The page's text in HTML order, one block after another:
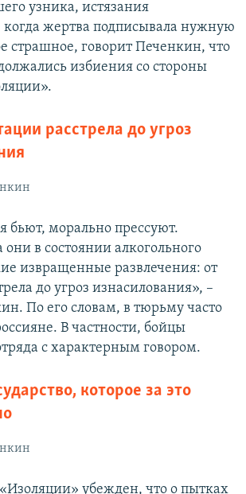
узника, истязания
когда жертва подписывала нужную
страшное, говорит Печенкин, что
избиения со стороны
расстрела до угроз
бьют, морально прессуют.
они в состоянии алкогольного
извращенные развлечения: от
до угроз изнасилования», –
По его словам, в тюрьму часто
В частности, бойцы
с характерным говором.
которое за это
убежден, что о пытках